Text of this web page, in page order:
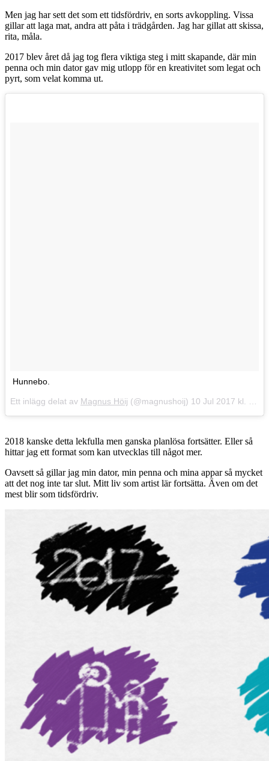
Men jag har sett det som ett tidsfördriv, en sorts avkoppling. Vissa
gillar att laga mat, andra att påta i trädgården. Jag har gillat att skissa,
rita, måla.
2017 blev året då jag tog flera viktiga steg i mitt skapande, där min
penna och min dator gav mig utlopp för en kreativitet som legat och
pyrt, som velat komma ut.
Hunnebo.
Ett inlägg delat av Magnus Höij (@magnushoij) 10 Jul 2017 kl. 12:59 PDT
2018 kanske detta lekfulla men ganska planlösa fortsätter. Eller så
hittar jag ett format som kan utvecklas till något mer.
Oavsett så gillar jag min dator, min penna och mina appar så mycket
att det nog inte tar slut. Mitt liv som artist lär fortsätta. Även om det
mest blir som tidsfördriv.